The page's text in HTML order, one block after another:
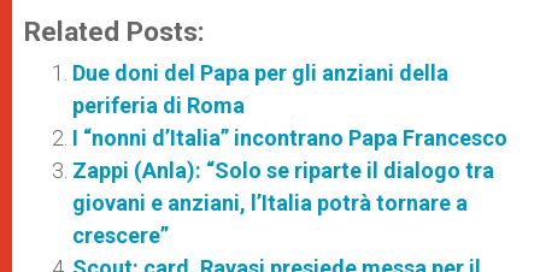
Related Posts:
Due doni del Papa per gli anziani della
periferia di Roma
I “nonni d’Italia” incontrano Papa Francesco
Zappi (Anla): “Solo se riparte il dialogo tra
giovani e anziani, l’Italia potrà tornare a
crescere”